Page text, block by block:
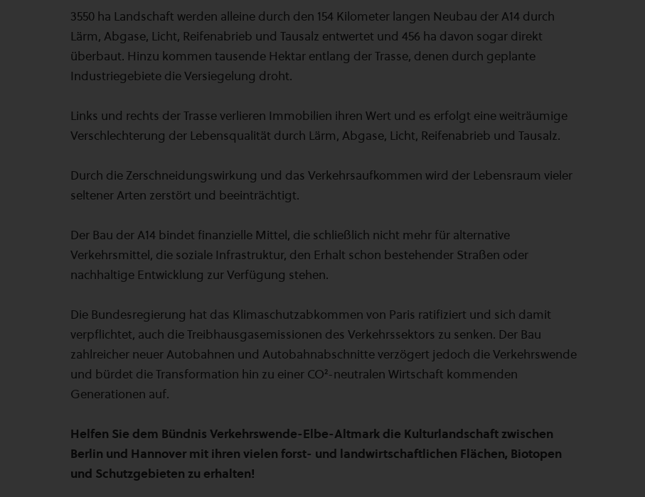
3550 ha Landschaft werden alleine durch den 154 Kilometer langen Neubau der A14 durch
Lärm, Abgase, Licht, Reifenabrieb und Tausalz entwertet und 456 ha davon sogar direkt
überbaut. Hinzu kommen tausende Hektar entlang der Trasse, denen durch geplante
Industriegebiete die Versiegelung droht.
Links und rechts der Trasse verlieren Immobilien ihren Wert und es erfolgt eine weiträumige
Verschlechterung der Lebensqualität durch Lärm, Abgase, Licht, Reifenabrieb und Tausalz.
Durch die Zerschneidungswirkung und das Verkehrsaufkommen wird der Lebensraum vieler
seltener Arten zerstört und beeinträchtigt.
Der Bau der A14 bindet finanzielle Mittel, die schließlich nicht mehr für alternative
Verkehrsmittel, die soziale Infrastruktur, den Erhalt schon bestehender Straßen oder
nachhaltige Entwicklung zur Verfügung stehen.
Die Bundesregierung hat das Klimaschutzabkommen von Paris ratifiziert und sich damit
verpflichtet, auch die Treibhausgasemissionen des Verkehrssektors zu senken. Der Bau
zahlreicher neuer Autobahnen und Autobahnabschnitte verzögert jedoch die Verkehrswende
und bürdet die Transformation hin zu einer CO²-neutralen Wirtschaft kommenden
Generationen auf.
Helfen Sie dem Bündnis Verkehrswende-Elbe-Altmark die Kulturlandschaft zwischen
Berlin und Hannover mit ihren vielen forst- und landwirtschaftlichen Flächen, Biotopen
und Schutzgebieten zu erhalten!